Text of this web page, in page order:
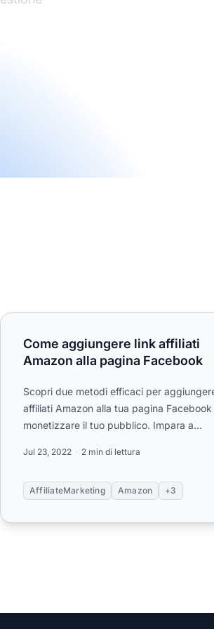
Come aggiungere link affiliati Amazon
Come aggiungere link affiliati
Amazon alla pagina Facebook
Scopri due metodi efficaci per
affiliati Amazon alla tua pagina Facebook
monetizzare il tuo pubblico. Impara a
Jul 23, 2022 2 min di lettura
AffiliateMarketing Amazon +3